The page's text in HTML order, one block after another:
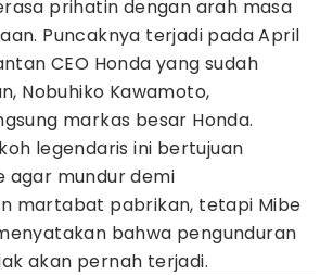
prihatin dengan arah masa
Puncaknya terjadi pada April
CEO Honda yang sudah
Nobuhiko Kawamoto,
markas besar Honda.
legendaris ini bertujuan
agar mundur demi
martabat pabrikan, tetapi Mibe
bahwa pengunduran
akan pernah terjadi.